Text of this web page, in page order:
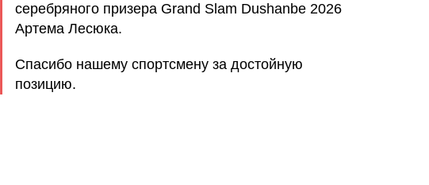
серебряного призера Grand Slam Dushanbe 2026
Артема Лесюка.
Спасибо нашему спортсмену за достойную
позицию.